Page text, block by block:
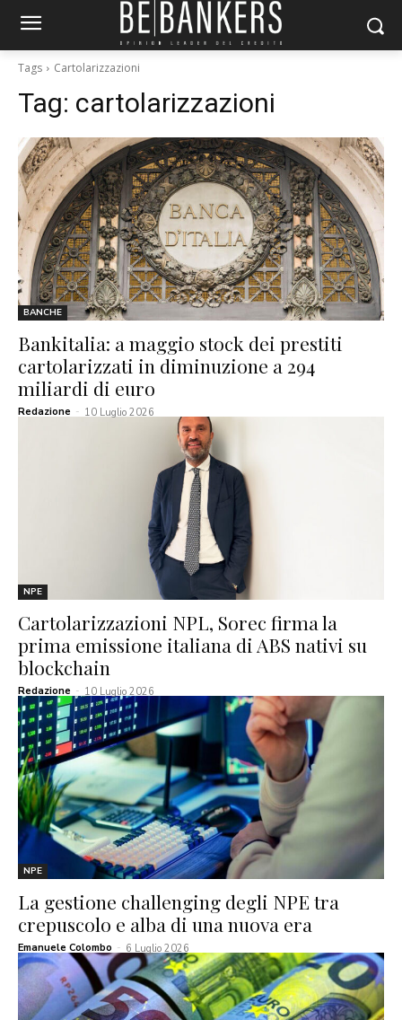
Tags Cartolarizzazioni
Tag: cartolarizzazioni
BANCHE
Bankitalia: a maggio stock dei prestiti
cartolarizzati in diminuzione a 294
miliardi di euro
Redazione - 10 Luglio 2026
NPE
Cartolarizzazioni NPL, Sorec firma la
prima emissione italiana di ABS nativi su
blockchain
Redazione - 10 Luglio 2026
NPE
La gestione challenging degli NPE tra
crepuscolo e alba di una nuova era
Emanuele Colombo - 6 Luglio 2026